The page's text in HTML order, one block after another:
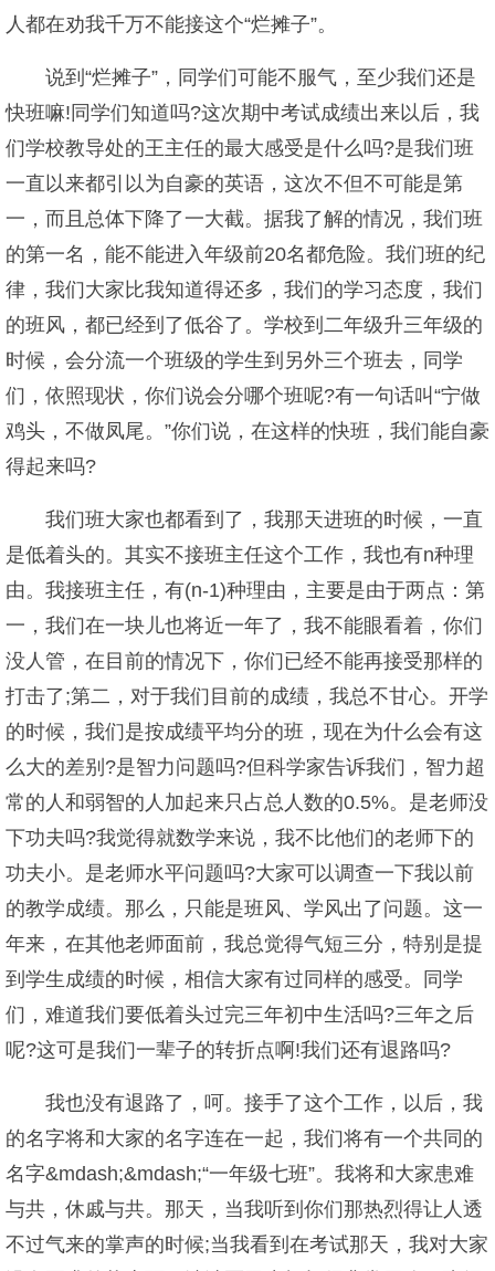
人都在劝我千万不能接这个“烂摊子”。
说到“烂摊子”，同学们可能不服气，至少我们还是
快班嘛!同学们知道吗?这次期中考试成绩出来以后，我
们学校教导处的王主任的最大感受是什么吗?是我们班
一直以来都引以为自豪的英语，这次不但不可能是第
一，而且总体下降了一大截。据我了解的情况，我们班
的第一名，能不能进入年级前20名都危险。我们班的纪
律，我们大家比我知道得还多，我们的学习态度，我们
的班风，都已经到了低谷了。学校到二年级升三年级的
时候，会分流一个班级的学生到另外三个班去，同学
们，依照现状，你们说会分哪个班呢?有一句话叫“宁做
鸡头，不做凤尾。”你们说，在这样的快班，我们能自豪
得起来吗?
我们班大家也都看到了，我那天进班的时候，一直
是低着头的。其实不接班主任这个工作，我也有n种理
由。我接班主任，有(n-1)种理由，主要是由于两点：第
一，我们在一块儿也将近一年了，我不能眼看着，你们
没人管，在目前的情况下，你们已经不能再接受那样的
打击了;第二，对于我们目前的成绩，我总不甘心。开学
的时候，我们是按成绩平均分的班，现在为什么会有这
么大的差别?是智力问题吗?但科学家告诉我们，智力超
常的人和弱智的人加起来只占总人数的0.5%。是老师没
下功夫吗?我觉得就数学来说，我不比他们的老师下的
功夫小。是老师水平问题吗?大家可以调查一下我以前
的教学成绩。那么，只能是班风、学风出了问题。这一
年来，在其他老师面前，我总觉得气短三分，特别是提
到学生成绩的时候，相信大家有过同样的感受。同学
们，难道我们要低着头过完三年初中生活吗?三年之后
呢?这可是我们一辈子的转折点啊!我们还有退路吗?
我也没有退路了，呵。接手了这个工作，以后，我
的名字将和大家的名字连在一起，我们将有一个共同的
名字&mdash;&mdash;“一年级七班”。我将和大家患难
与共，休戚与共。那天，当我听到你们那热烈得让人透
不过气来的掌声的时候;当我看到在考试那天，我对大家